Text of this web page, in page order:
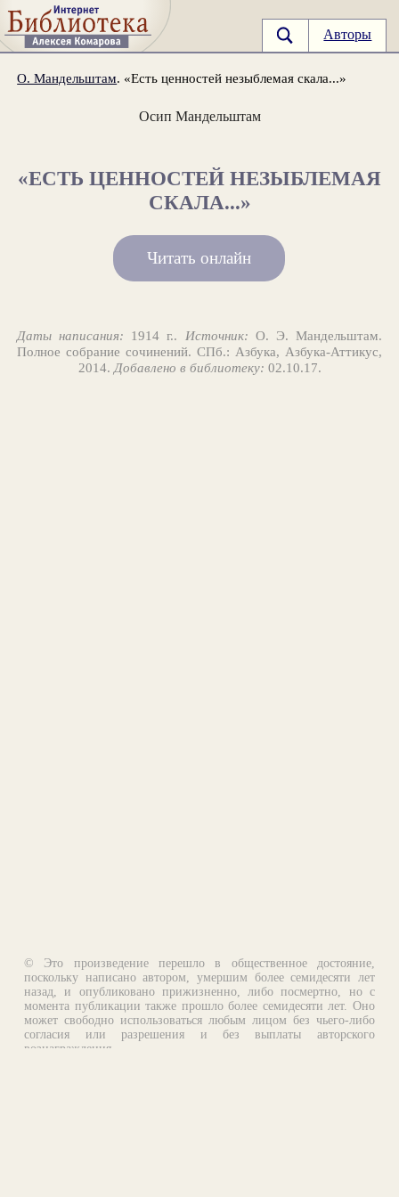
Авторы
О. Мандельштам. «Есть ценностей незыблемая скала...»
Осип Мандельштам
«ЕСТЬ ЦЕННОСТЕЙ НЕЗЫБЛЕМАЯ
СКАЛА...»
Читать онлайн
Даты написания: 1914 г.. Источник: О. Э. Мандельштам.
Полное собрание сочинений. СПб.: Азбука, Азбука-Аттикус,
2014.Добавлено в библиотеку: 02.10.17.
© Это произведение перешло в общественное достояние,
поскольку написано автором, умершим более семидесяти лет
назад, и опубликовано прижизненно, либо посмертно, но с
момента публикации также прошло более семидесяти лет. Оно
может свободно использоваться любым лицом без чьего-либо
согласия или разрешения и без выплаты авторского
вознаграждения.